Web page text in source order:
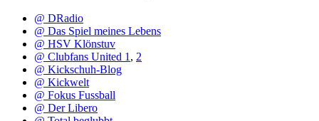
@ DRadio
@ Das Spiel meines Lebens
@ HSV Klönstuv
@ Clubfans United 1 , 2
@ Kickschuh-Blog
@ Kickwelt
@ Fokus Fussball
@ Der Libero